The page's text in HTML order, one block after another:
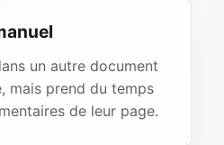
un autre document
mais prend du temps
de leur page.